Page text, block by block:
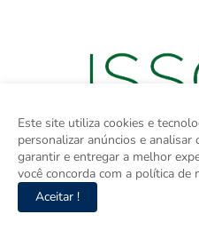
Este site utiliza cookies e
personalizar anúncios e
garantir e entregar a melhor
você concorda com a política de
Aceitar !